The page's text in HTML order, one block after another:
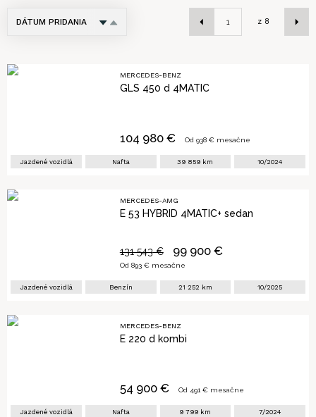
CENA
DÁTUM PRIDANIA z 8
MERCEDES-BENZ
GLS 450 d 4MATIC
Jazdené vozidlá Nafta 39 859 km 10/2024
104 980€ Od 938€ mesačne
MERCEDES-AMG
E 53 HYBRID 4MATIC+ sedan
Jazdené vozidlá Benzín 21 252 km 10/2025
131 543€ 99 900€
Od 893€ mesačne
MERCEDES-BENZ
E 220 d kombi
Jazdené vozidlá Nafta 9 799 km 7/2024
54 900€ Od 491€ mesačne